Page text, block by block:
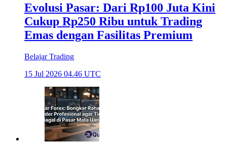
Evolusi Pasar: Dari Rp100 Juta Kini
Cukup Rp250 Ribu untuk Trading
Emas dengan Fasilitas Premium
Belajar Trading
15 Jul 2026 04.46 UTC